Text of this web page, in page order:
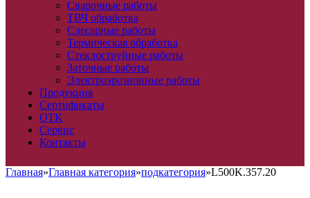
Сварочные работы
ТВЧ обработка
Слесарные работы
Термическая обработка
Стеклоструйные работы
Заточные работы
Электроэрозионные работы
Продукция
Сертификаты
ОТК
Сервис
Контакты
Главная»Главная категория»подкатегория»L500K.357.20